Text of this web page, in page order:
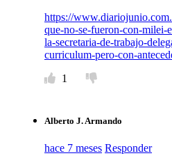
https://
que-no-se-fueron-con-
la-secretaria-de-trabajo-
curriculum-pero-con-
1
Alberto J. Armando
hace 7 meses Responder